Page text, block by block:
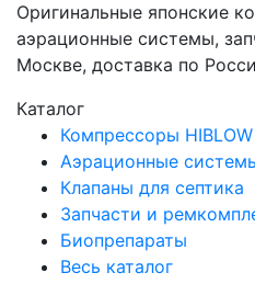
Оригинальные японские
аэрационные системы,
Москве, доставка по
Каталог
Компрессоры HIBLOW
Аэрационные
Клапаны для септика
Запчасти и
Биопрепараты
Весь каталог